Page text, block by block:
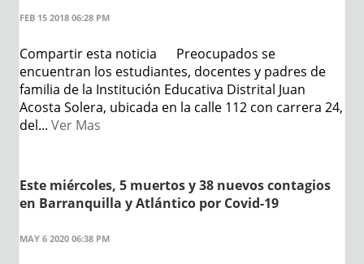
FEB 15 2018 06:28 PM
Compartir esta noticia Preocupados se
encuentran los estudiantes, docentes y padres de
familia de la Institución Educativa Distrital Juan
Acosta Solera, ubicada en la calle 112 con carrera 24,
del... Ver Mas
Este miércoles, 5 muertos y 38 nuevos contagios
en Barranquilla y Atlántico por Covid-19
MAY 6 2020 06:38 PM